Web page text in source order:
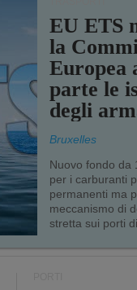
EU ETS
la
Europea
parte le
degli
Bruxelles
Nuovo fondo da
per i carburanti
permanenti ma
meccanismo di
stretta sui porti